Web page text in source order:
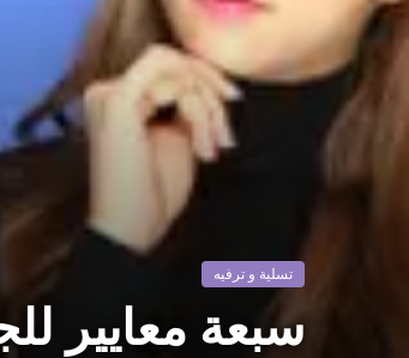
تسلية و ترفيه
سبعة معايير